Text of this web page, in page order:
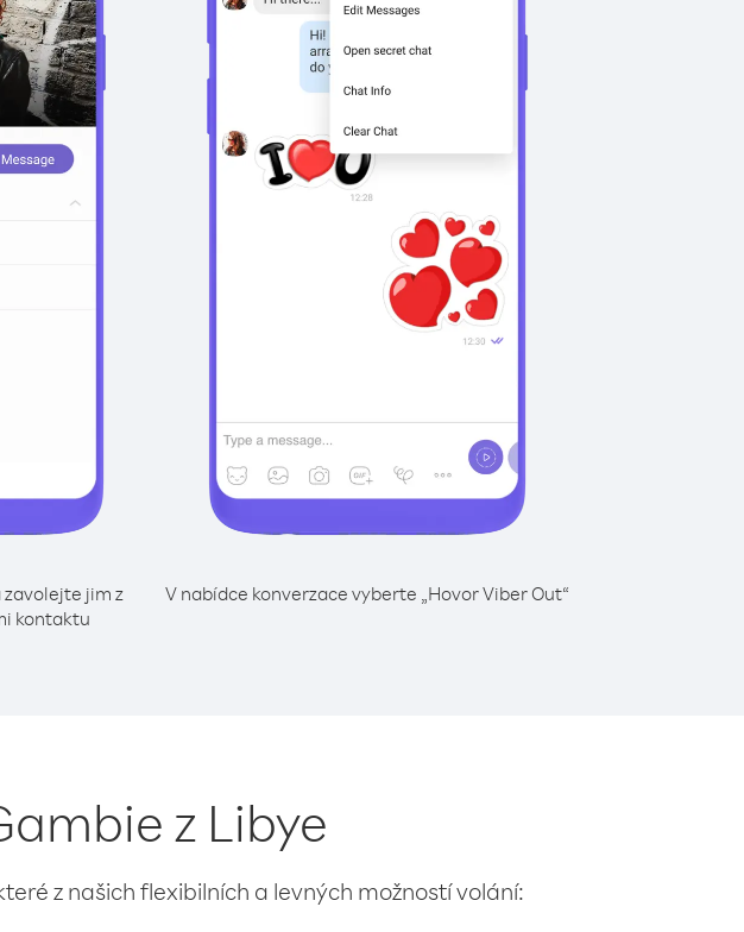
jim z
kontaktu
V nabídce konverzace vyberte „Hovor Viber Out“
z Libye
z našich flexibilních a levných možností volání: